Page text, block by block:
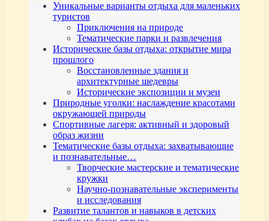
Уникальные варианты отдыха для маленьких
туристов
Приключения на природе
Тематические парки и развлечения
Исторические базы отдыха: открытие мира
прошлого
Восстановленные здания и
архитектурные шедевры
Исторические экспозиции и музеи
Природные уголки: наслаждение красотами
окружающей природы
Спортивные лагеря: активный и здоровый
образ жизни
Тематические базы отдыха: захватывающие
и познавательные…
Творческие мастерские и тематические
кружки
Научно-познавательные эксперименты
и исследования
Развитие талантов и навыков в детских